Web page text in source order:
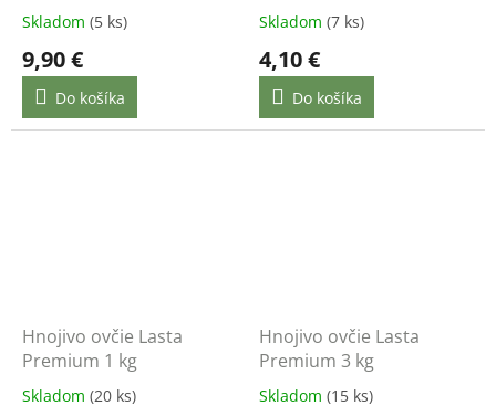
Skladom (5 ks)
9,90 €
Do košíka
Skladom (7 ks)
4,10 €
Do košíka
Hnojivo ovčie Lasta
Premium 1 kg
Skladom (20 ks)
Hnojivo ovčie Lasta
Premium 3 kg
Skladom (15 ks)